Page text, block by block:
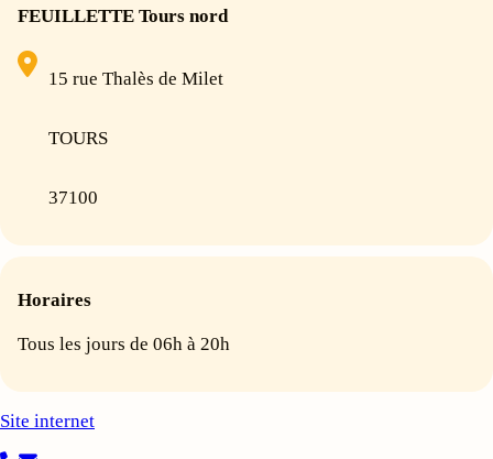
FEUILLETTE Tours nord
15 rue Thalès de Milet
TOURS
37100
Horaires
Tous les jours de 06h à 20h
Site internet